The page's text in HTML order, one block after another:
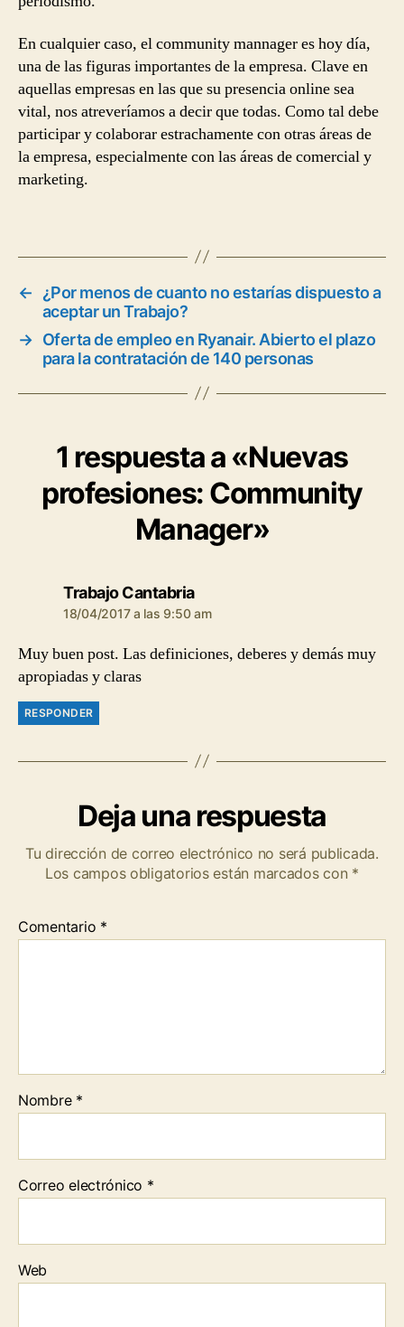
En cualquier caso, el community mannager es hoy día,
una de las figuras importantes de la empresa. Clave en
aquellas empresas en las que su presencia online sea
vital, nos atreveríamos a decir que todas. Como tal debe
participar y colaborar estrachamente con otras áreas de
la empresa, especialmente con las áreas de comercial y
marketing.
←
¿Por menos de cuanto no estarías dispuesto a
aceptar un Trabajo?
→ Oferta de empleo en Ryanair. Abierto el plazo
para la contratación de 140 personas
1 respuesta a «Nuevas
profesiones: Community
Manager»
Trabajo Cantabriadice:
18/04/2017 a las 9:50 am
Muy buen post. Las definiciones, deberes y demás muy
apropiadas y claras
RESPONDER
Deja una respuesta
Tu dirección de correo electrónico no será publicada.
Los campos obligatorios están marcados con *
Comentario *
Nombre *
Correo electrónico *
Web